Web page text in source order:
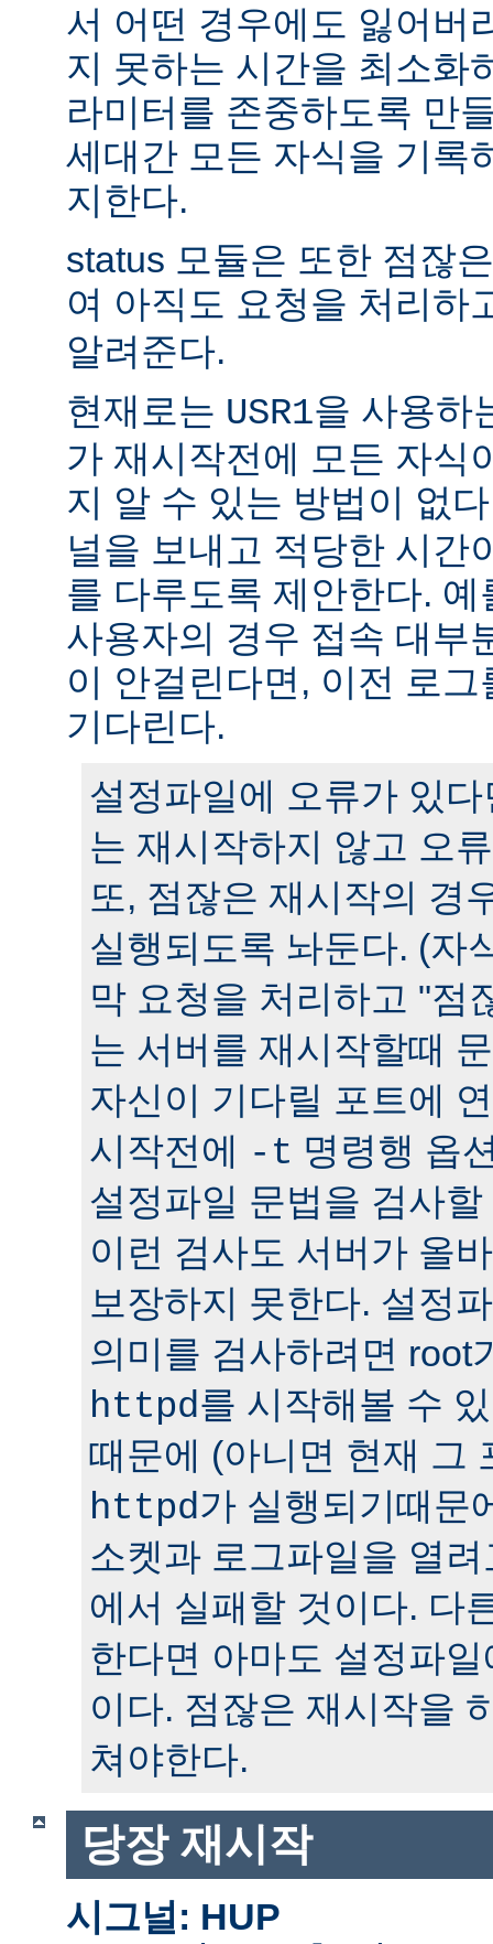
서 어떤 경우에도 잃어버
지 못하는 시간을 최소화
라미터를 존중하도록 만
세대간 모든 자식을 기록
지한다.
status 모듈은 또한 점잖
여 아직도 요청을 처리하
알려준다.
현재로는 USR1을 사용하
가 재시작전에 모든 자식
지 알 수 있는 방법이 없
널을 보내고 적당한 시간
를 다루도록 제안한다.
사용자의 경우 접속 대부
이 안걸린다면, 이전 로
기다린다.
설정파일에 오류가 있
는 재시작하지 않고 오
또, 점잖은 재시작의 경
실행되도록 놔둔다. (자
막 요청을 처리하고 "점
는 서버를 재시작할때
자신이 기다릴 포트에
시작전에
-t 명령행 옵
설정파일 문법을 검사
이런 검사도 서버가 올
보장하지 못한다. 설정
의미를 검사하려면 root
httpd를 시작해볼 수
때문에 (아니면 현재 그
httpd가 실행되기때문
소켓과 로그파일을 열
에서 실패할 것이다. 다
한다면 아마도 설정파
이다. 점잖은 재시작을
쳐야한다.
당장 재시작
시그널: HUP